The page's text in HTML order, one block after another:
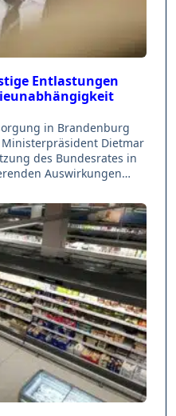
Entlastungen
in Brandenburg
Dietmar
des Bundesrates in
Auswirkungen…